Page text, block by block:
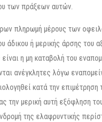
των πράξεων αυτών.
πληρωμή μέρους των
άδικου ή μερικής άρσης του
η μη καταβολή του
ανέγκλητες λόγω
κατά την
την μερική αυτή εξόφληση
της ελαφρυντικής